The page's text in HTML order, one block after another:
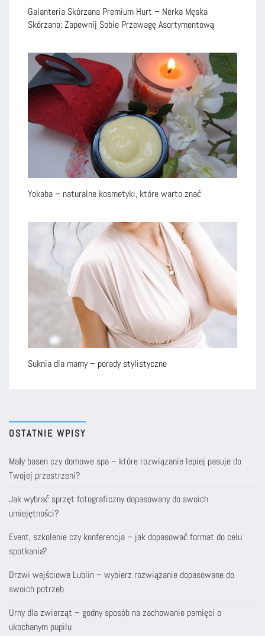
Galanteria Skórzana Premium Hurt – Nerka Męska
Skórzana: Zapewnij Sobie Przewagę Asortymentową
Yokaba – naturalne kosmetyki, które warto znać
Suknia dla mamy – porady stylistyczne
OSTATNIE WPISY
Mały basen czy domowe spa – które rozwiązanie lepiej pasuje do
Twojej przestrzeni?
Jak wybrać sprzęt fotograficzny dopasowany do swoich
umiejętności?
Event, szkolenie czy konferencja – jak dopasować format do celu
spotkania?
Drzwi wejściowe Lublin – wybierz rozwiązanie dopasowane do
swoich potrzeb
Urny dla zwierząt – godny sposób na zachowanie pamięci o
ukochanym pupilu